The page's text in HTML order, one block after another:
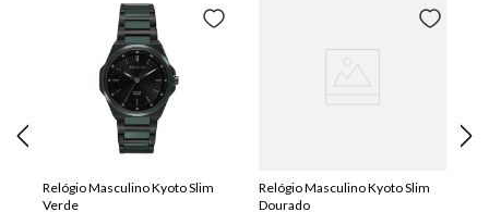
Relógio Masculino Kyoto Slim
Verde
Relógio Masculino Kyoto Slim
Dourado